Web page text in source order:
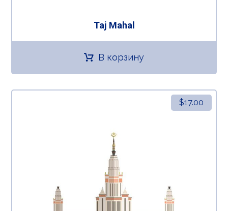
Taj Mahal
В корзину
$17.00